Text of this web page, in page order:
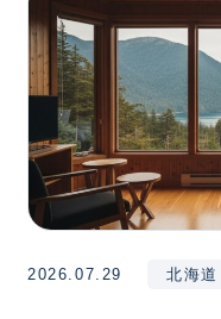
2026.07.29 北海道